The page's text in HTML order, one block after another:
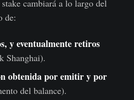
cambiará a lo largo del
de:
y eventualmente retiros
Shanghai).
obtenida por emitir y por
del balance).